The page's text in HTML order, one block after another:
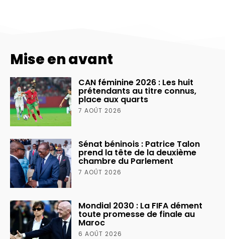
Mise en avant
CAN féminine 2026 : Les huit
prétendants au titre connus,
place aux quarts
7 AOÛT 2026
Sénat béninois : Patrice Talon
prend la tête de la deuxième
chambre du Parlement
7 AOÛT 2026
Mondial 2030 : La FIFA dément
toute promesse de finale au
Maroc
6 AOÛT 2026